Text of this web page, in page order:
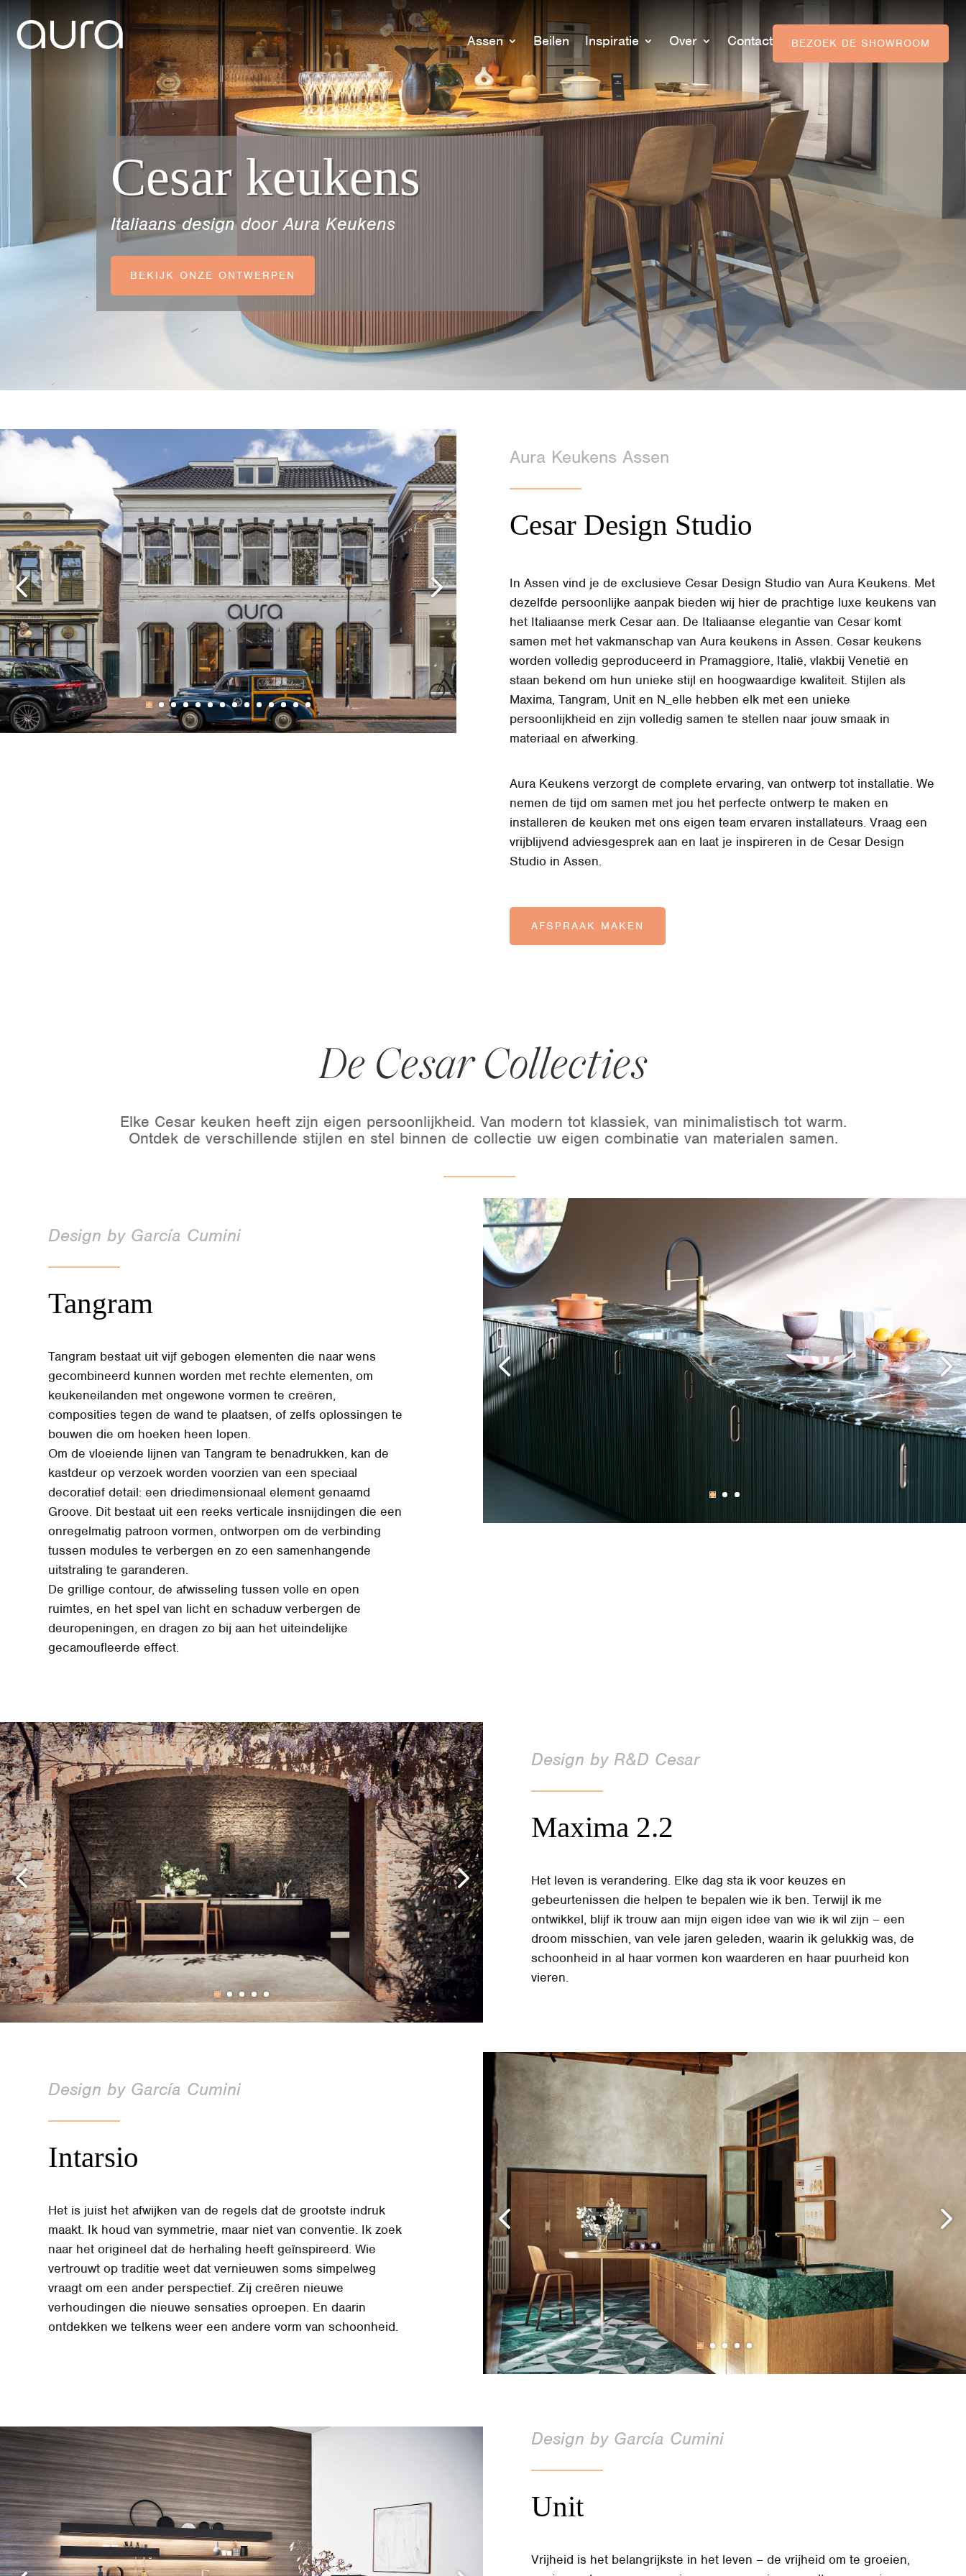
Assen Beilen Inspiratie Over Contact BEZOEK DE SHOWROOM
Cesar keukens
Italiaans design door Aura Keukens
BEKIJK ONZE ONTWERPEN
Aura Keukens Assen
Cesar Design Studio
In Assen vind je de exclusieve Cesar Design Studio van Aura Keukens. Met
dezelfde persoonlijke aanpak bieden wij hier de prachtige luxe keukens van
het Italiaanse merk Cesar aan. De Italiaanse elegantie van Cesar komt
samen met het vakmanschap van Aura keukens in Assen. Cesar keukens
worden volledig geproduceerd in Pramaggiore, Italië, vlakbij Venetië en
staan bekend om hun unieke stijl en hoogwaardige kwaliteit. Stijlen als
Maxima, Tangram, Unit en N_elle hebben elk met een unieke
persoonlijkheid en zijn volledig samen te stellen naar jouw smaak in
materiaal en afwerking.
Aura Keukens verzorgt de complete ervaring, van ontwerp tot installatie. We
nemen de tijd om samen met jou het perfecte ontwerp te maken en
installeren de keuken met ons eigen team ervaren installateurs. Vraag een
vrijblijvend adviesgesprek aan en laat je inspireren in de Cesar Design
Studio in Assen.
AFSPRAAK MAKEN
De Cesar Collecties
Elke Cesar keuken heeft zijn eigen persoonlijkheid. Van modern tot klassiek, van minimalistisch tot warm.
Ontdek de verschillende stijlen en stel binnen de collectie uw eigen combinatie van materialen samen.
Design by García Cumini
Tangram
Tangram bestaat uit vijf gebogen elementen die naar wens
gecombineerd kunnen worden met rechte elementen, om
keukeneilanden met ongewone vormen te creëren,
composities tegen de wand te plaatsen, of zelfs oplossingen te
bouwen die om hoeken heen lopen.
Om de vloeiende lijnen van Tangram te benadrukken, kan de
kastdeur op verzoek worden voorzien van een speciaal
decoratief detail: een driedimensionaal element genaamd
Groove. Dit bestaat uit een reeks verticale insnijdingen die een
onregelmatig patroon vormen, ontworpen om de verbinding
tussen modules te verbergen en zo een samenhangende
uitstraling te garanderen.
De grillige contour, de afwisseling tussen volle en open
ruimtes, en het spel van licht en schaduw verbergen de
deuropeningen, en dragen zo bij aan het uiteindelijke
gecamoufleerde effect.
Design by R&D Cesar
Maxima 2.2
Het leven is verandering. Elke dag sta ik voor keuzes en
gebeurtenissen die helpen te bepalen wie ik ben. Terwijl ik me
ontwikkel, blijf ik trouw aan mijn eigen idee van wie ik wil zijn – een
droom misschien, van vele jaren geleden, waarin ik gelukkig was, de
schoonheid in al haar vormen kon waarderen en haar puurheid kon
vieren.
Design by García Cumini
Intarsio
Het is juist het afwijken van de regels dat de grootste indruk
maakt. Ik houd van symmetrie, maar niet van conventie. Ik zoek
naar het origineel dat de herhaling heeft geïnspireerd. Wie
vertrouwt op traditie weet dat vernieuwen soms simpelweg
vraagt om een ander perspectief. Zij creëren nieuwe
verhoudingen die nieuwe sensaties oproepen. En daarin
ontdekken we telkens weer een andere vorm van schoonheid.
Design by García Cumini
Unit
Vrijheid is het belangrijkste in het leven – de vrijheid om te groeien,